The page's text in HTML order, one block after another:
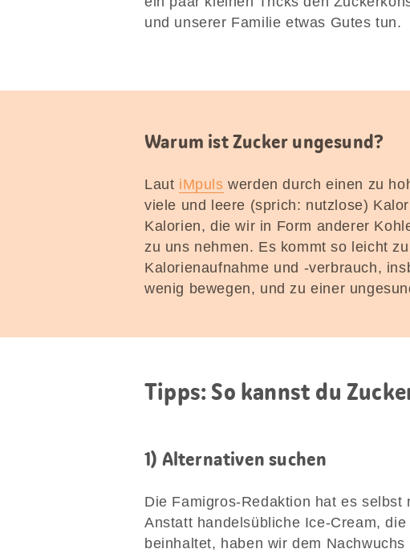
und unserer Familie etwas Gutes tun.
Warum ist Zucker ungesund?
Laut iMpuls werden durch einen zu
viele und leere (sprich: nutzlose)
Kalorien, die wir in Form anderer
zu uns nehmen. Es kommt so leicht
Kalorienaufnahme und -verbrauch,
wenig bewegen, und zu einer
Tipps: So kannst du
1) Alternativen suchen
Die Famigros-Redaktion hat es
Anstatt handelsübliche Ice-Cream,
beinhaltet, haben wir dem